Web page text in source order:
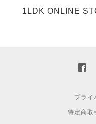
1LDK ONLINE
プライ
特定商取